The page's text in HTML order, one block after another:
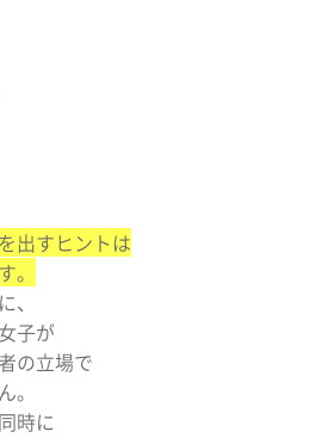
出すヒントは
。
子が
の立場で
。
時に